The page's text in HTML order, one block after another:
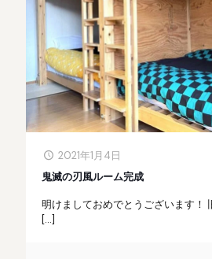
2021年1月4日
鬼滅の刃風ルーム完成
明けましておめでとうございます！
[…]